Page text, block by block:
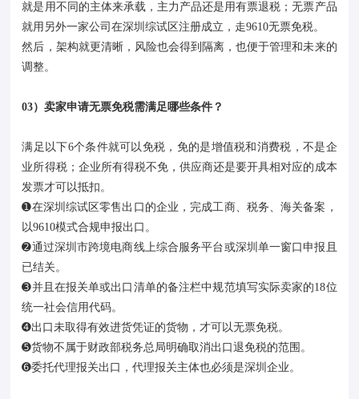
就是用不同的主体来承载，主力产品还是用有票退税；无票产品
就用另外一家公司在深圳综试区注册成立，走9610无票免税。
然后，架构就更清晰，风险也会得到隔离，也便于管理和未来的
调整。
03）卖家申请无票免税需满足哪些条件？
满足以下6个条件就可以免税，免的是增值税和消费税，不是企
业所得税；企业所有得税不免，供应商还是要开具相对应的成本
发票才可以抵扣。
➊在深圳综试区零售出口的企业，完成工商、税务、海关备案，
以9610模式合规申报出口。
➋通过深圳市跨境电商线上综合服务平台或深圳单一窗口申报且
已结关。
➌并且在报关单或出口清单的备注栏中规范填写实际卖家的18位
统一社会信用代码。
➍出口未取得有效进货凭证的货物，才可以无票免税。
➎货物不属于财政部税务总局明确取消出口退免税的范围。
➏委托代理报关出口，代理报关主体也必须是深圳企业。